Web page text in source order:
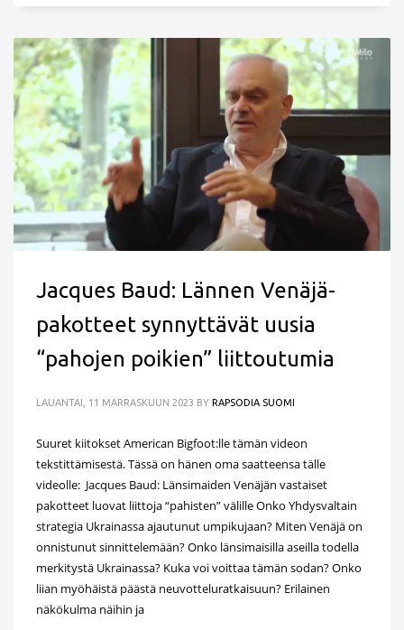
Jacques Baud: Lännen Venäjä-
pakotteet synnyttävät uusia
“pahojen poikien” liittoutumia
LAUANTAI, 11 MARRASKUUN 2023 BY RAPSODIA SUOMI
Suuret kiitokset American Bigfoot:lle tämän videon
tekstittämisestä. Tässä on hänen oma saatteensa tälle
videolle: Jacques Baud: Länsimaiden Venäjän vastaiset
pakotteet luovat liittoja “pahisten” välille Onko Yhdysvaltain
strategia Ukrainassa ajautunut umpikujaan? Miten Venäjä on
onnistunut sinnittelemään? Onko länsimaisilla aseilla todella
merkitystä Ukrainassa? Kuka voi voittaa tämän sodan? Onko
liian myöhäistä päästä neuvotteluratkaisuun? Erilainen
näkökulma näihin ja